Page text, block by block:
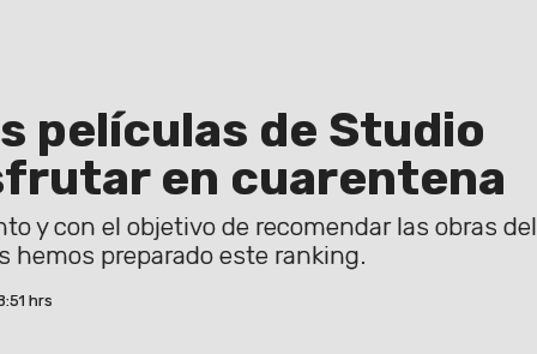
películas de Studio
en cuarentena
y con el objetivo de recomendar las obras del
hemos preparado este ranking.
hrs